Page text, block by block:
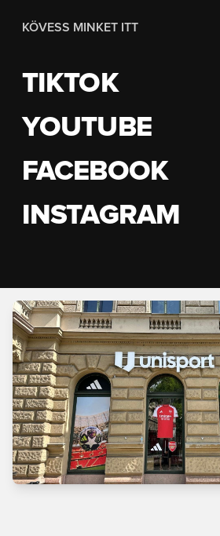
KÖVESS MINKET ITT
TIKTOK
YOUTUBE
FACEBOOK
INSTAGRAM